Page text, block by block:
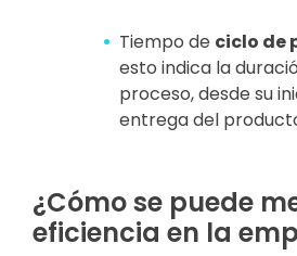
Tiempo de ciclo de
esto indica la
proceso, desde su
entrega del
¿Cómo se puede
eficiencia en la